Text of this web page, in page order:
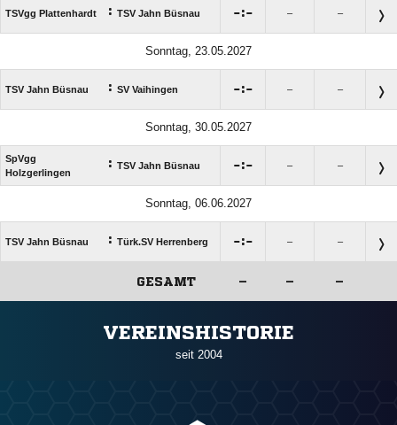
TSVgg Plattenhardt : TSV Jahn Büsnau : – –
Sonntag, 23.05.2027
TSV Jahn Büsnau : SV Vaihingen : – –
Sonntag, 30.05.2027
SpVgg
Holzgerlingen
: TSV Jahn Büsnau : – –
Sonntag, 06.06.2027
TSV Jahn Büsnau : Türk.SV Herrenberg : – –
GESAMT – – –
VEREINSHISTORIE
seit 2004